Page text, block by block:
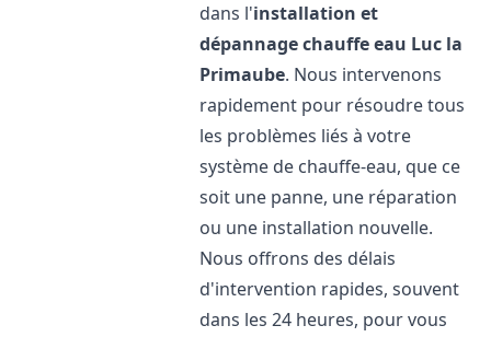
dans l'installation et
dépannage chauffe eau Luc la
Primaube. Nous intervenons
rapidement pour résoudre tous
les problèmes liés à votre
système de chauffe-eau, que ce
soit une panne, une réparation
ou une installation nouvelle.
Nous offrons des délais
d'intervention rapides, souvent
dans les 24 heures, pour vous